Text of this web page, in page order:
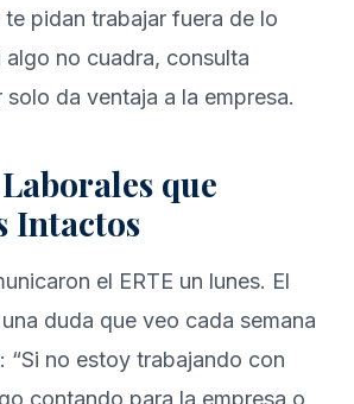
te pidan trabajar fuera de lo
algo no cuadra, consulta
da ventaja a la empresa.
que
Intactos
el ERTE un lunes. El
duda que veo cada semana
“Si no estoy trabajando con
contando para la empresa o